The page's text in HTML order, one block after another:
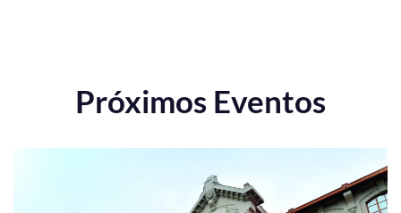
Próximos Eventos